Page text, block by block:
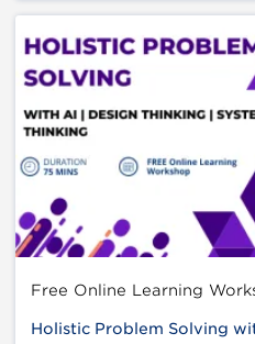
Free Online Learning
Holistic Problem Solving